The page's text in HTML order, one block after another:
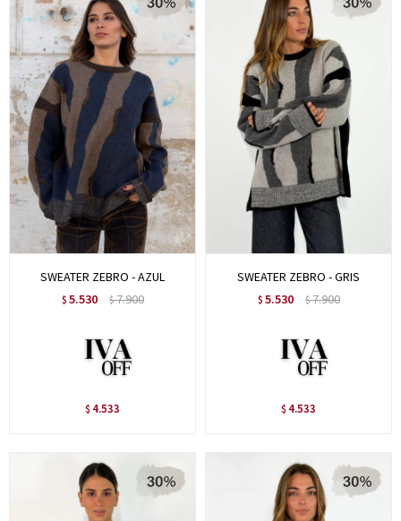
SWEATER ZEBRO - AZUL
$ 5.530 $7.900
$ 4.533
SWEATER ZEBRO - GRIS
$ 5.530 $7.900
$ 4.533